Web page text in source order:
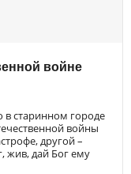
войне
в старинном городе
войны
другой –
жив, дай Бог ему